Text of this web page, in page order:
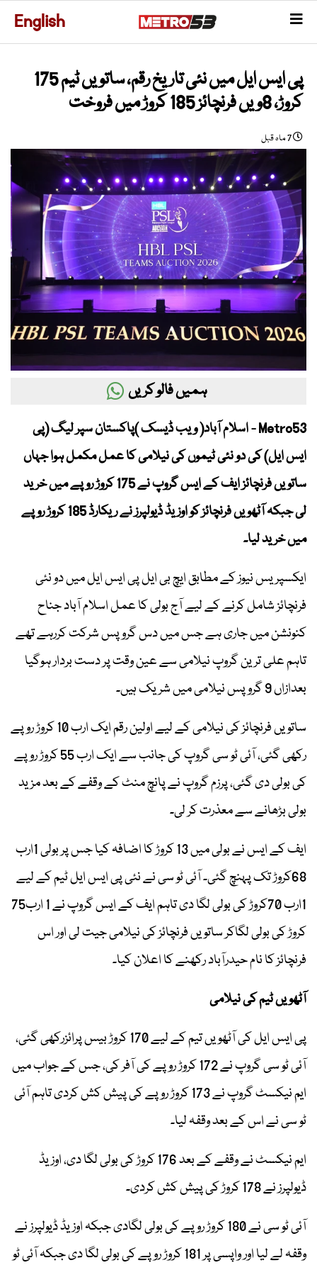
English
پی ایس ایل میں نئی تاریخ رقم، ساتویں ٹیم 175
کروڑ، 8ویں فرنچائز 185 کروڑ میں فروخت
7 ماہ قبل
ہمیں فالو کریں
Metro53 - اسلام آباد( ویب ڈیسک )پاکستان سپر لیگ (پی
ایس ایل) کی دو نئی ٹیموں کی نیلامی کا عمل مکمل ہوا جہاں
ساتویں فرنچائز ایف کے ایس گروپ نے 175 کروڑ روپے میں خرید
لی جبکہ آٹھویں فرنچائز کو اوزیڈ ڈیولپرز نے ریکارڈ 185 کروڑ روپے
میں خرید لیا۔
ایکسپریس نیوز کے مطابق ایچ بی ایل پی ایس ایل میں دو نئی
فرنچائز شامل کرنے کے لیے آج بولی کا عمل اسلام آباد جناح
کنونشن میں جاری ہے جس میں دس گروپس شرکت کررہے تھے
تاہم علی ترین گروپ نیلامی سے عین وقت پر دست بردار ہوگیا
بعدازاں 9 گروپس نیلامی میں شریک ہیں۔
ساتویں فرنچائز کی نیلامی کے لیے اولین رقم ایک ارب 10 کروڑ روپے
رکھی گئی، آئی ٹو سی گروپ کی جانب سے ایک ارب 55 کروڑ روپے
کی بولی دی گئی، پرزم گروپ نے پانچ منٹ کے وقفے کے بعد مزید
بولی بڑھانے سے معذرت کر لی۔
ایف کے ایس نے بولی میں 13 کروڑ کا اضافہ کیا جس پر بولی 1ارب
68کروڑ تک پہنچ گئی۔ آئی ٹو سی نے نئی پی ایس ایل ٹیم کے لیے
1ارب 70کروڑ کی بولی لگا دی تاہم ایف کے ایس گروپ نے 1 ارب75
کروڑ کی بولی لگاکر ساتویں فرنچائز کی نیلامی جیت لی اور اس
فرنچائز کا نام حیدرآباد رکھنے کا اعلان کیا۔
آٹھویں ٹیم کی نیلامی
پی ایس ایل کی آٹھویں تیم کے لیے 170 کروڑ بیس پرائزرکھی گئی،
آئی ٹو سی گروپ نے 172 کروڑ روپے کی آفر کی، جس کے جواب میں
ایم نیکسٹ گروپ نے 173 کروڑ روپے کی پیش کش کردی تاہم آئی
ٹو سی نے اس کے بعد وقفہ لیا۔
ایم نیکسٹ نے وقفے کے بعد 176 کروڑ کی بولی لگا دی، اوزیڈ
ڈیولپرز نے 178 کروڑ کی پیش کش کردی۔
آئی ٹو سی نے 180 کروڑ روپے کی بولی لگادی جبکہ اوزیڈ ڈیولپرز نے
وقفہ لے لیا اور واپسی پر 181 کروڑ روپے کی بولی لگا دی جبکہ آئی ٹو